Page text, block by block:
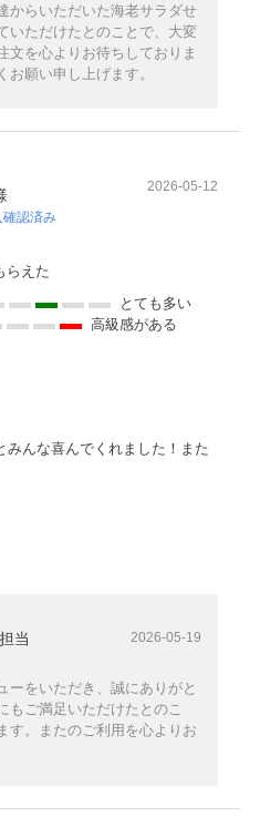
からいただいた海老サラダせ
いただけたとのことで、大変
文を心よりお待ちしておりま
願い申し上げます。
確認済み
2026-05-12
らえた
とても多い
高級感がある
んな喜んでくれました！また
当 2026-05-19
ーをいただき、誠にありがと
もご満足いただけたとのこ
す。またのご利用を心よりお